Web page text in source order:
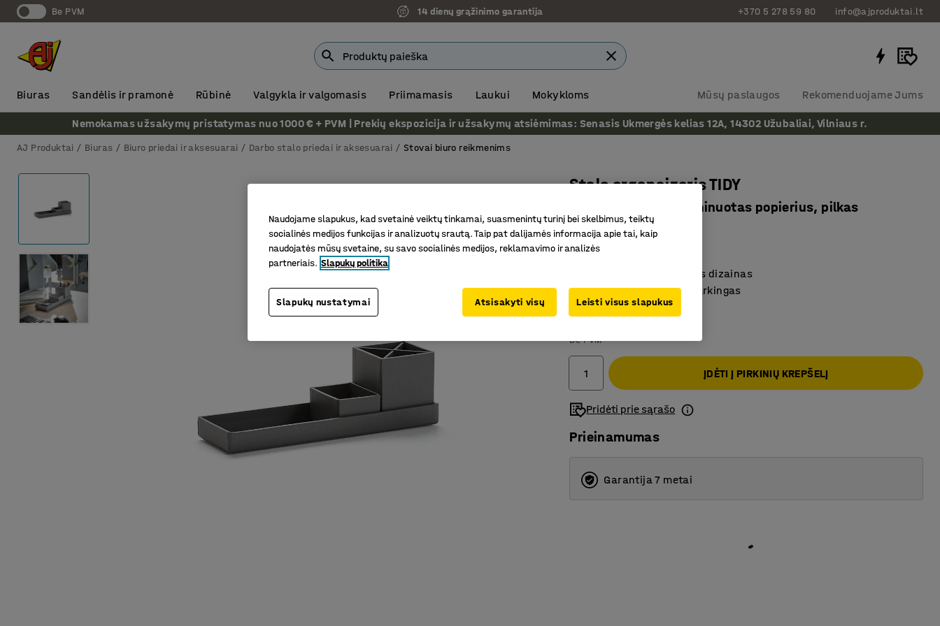
Be PVM 14 dienų grąžinimo garantija +370 5 278 59 80 info@ajproduktai.lt
Biuras Sandėlis ir pramonė Rūbinė Valgykla ir valgomasis Priimamasis Laukui Mokykloms Mūsų paslaugos Rekomenduojame Jums
Nemokamas užsakymų pristatymas nuo 1000 € + PVM | Prekių ekspozicija ir užsakymų atsiėmimas: Senasis Ukmergės kelias 12A, 14302 Užubaliai, Vilniaus r.
AJ Produktai Biuras Biuro priedai ir aksesuarai Darbo stalo priedai ir aksesuarai Stovai biuro reikmenims
Stalo organaizeris TIDY
105x330x95 mm, laminuotas popierius, pilkas
Prekės kodas :136282
Praktiškas ir universalus dizainas
Kad jūsų stalas būtų tvarkingas
11.50€
Be PVM
ĮDĖTI Į PIRKINIŲ KREPŠELĮ
Pridėti prie sąrašo
Prieinamumas
Garantija 7 metai
Naudojame slapukus, kad svetainė veiktų tinkamai, suasmenintų turinį bei skelbimus, teiktų
socialinės medijos funkcijas ir analizuotų srautą. Taip pat dalijamės informacija apie tai, kaip
naudojatės mūsų svetaine, su savo socialinės medijos, reklamavimo ir analizės
partneriais. Slapukų politika
Slapukų nustatymai Atsisakyti visų Leisti visus slapukus